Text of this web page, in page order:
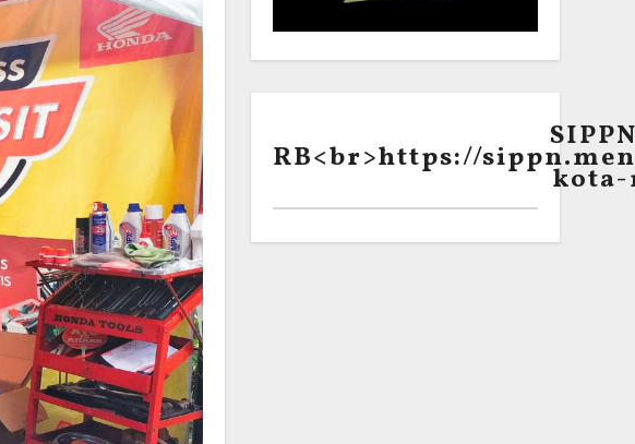
RB<br>https://
kota-